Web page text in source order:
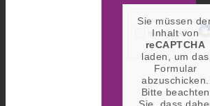
Sie müssen
Inhalt von
reCAPTCHA
laden, um das
Formular
abzuschicken.
Bitte beachten